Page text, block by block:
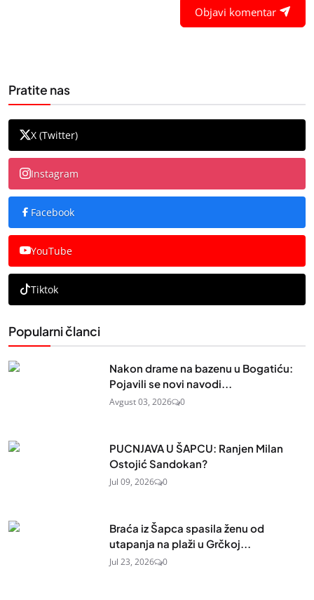
Objavi komentar
Pratite nas
X (Twitter)
Instagram
Facebook
YouTube
Tiktok
Popularni članci
Nakon drame na bazenu u Bogatiću:
Pojavili se novi navodi...
Avgust 03, 2026 0
PUCNJAVA U ŠAPCU: Ranjen Milan
Ostojić Sandokan?
Jul 09, 2026 0
Braća iz Šapca spasila ženu od
utapanja na plaži u Grčkoj...
Jul 23, 2026 0